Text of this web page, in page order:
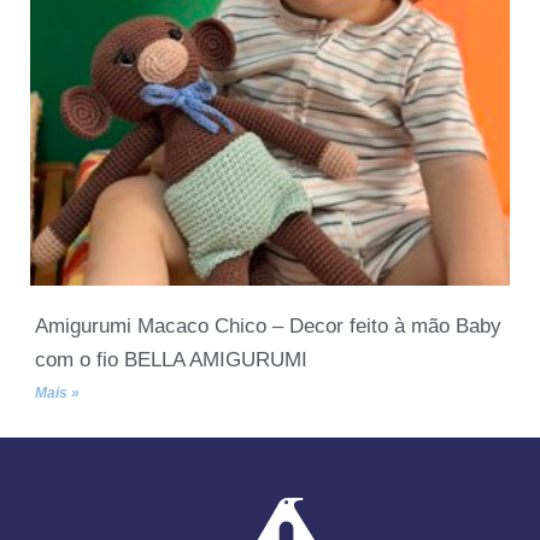
Amigurumi Macaco Chico – Decor feito à mão Baby
com o fio BELLA AMIGURUMI
Mais »